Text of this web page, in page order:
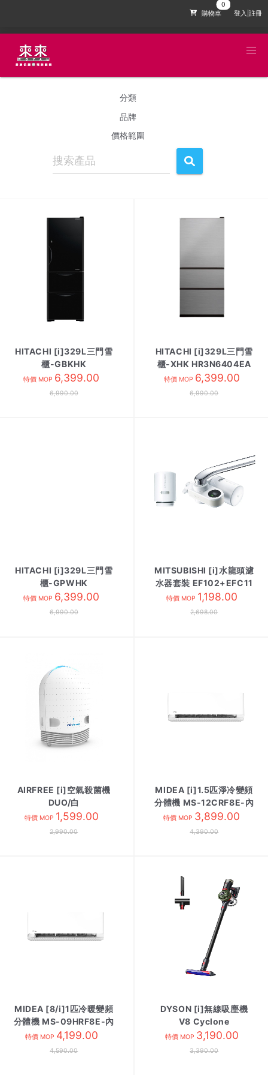
購物車 登入|註冊
分類
品牌
價格範圍
HITACHI [i]329L三門雪
櫃-GBKHK
HR3N6404DA 黑影玻璃
特價 MOP 6,399.00
6,990.00
HITACHI [i]329L三門雪
櫃-XHK HR3N6404EA
炫酷綱灰
特價 MOP 6,399.00
6,990.00
HITACHI [i]329L三門雪
櫃-GPWHK
HR3N6404DA 白色玻璃
特價 MOP 6,399.00
6,990.00
MITSUBISHI [i]水龍頭濾
水器套裝 EF102+EFC11
特價 MOP 1,198.00
2,698.00
AIRFREE [i]空氣殺菌機
DUO/白
特價 MOP 1,599.00
2,990.00
MIDEA [i]1.5匹淨冷變頻
分體機 MS-12CRF8E-內
R32
特價 MOP 3,899.00
4,390.00
MIDEA [8/i]1匹冷暖變頻
分體機 MS-09HRF8E-內
R32
特價 MOP 4,199.00
4,590.00
DYSON [i]無線吸塵機
V8 Cyclone
特價 MOP 3,190.00
3,390.00